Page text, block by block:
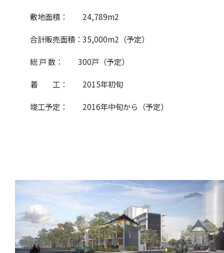
敷地面積： 24,789m2
合計販売面積：35,000m2（予定）
総 戸 数： 300戸（予定）
着 工： 2015年初旬
竣工予定： 2016年中旬から（予定）